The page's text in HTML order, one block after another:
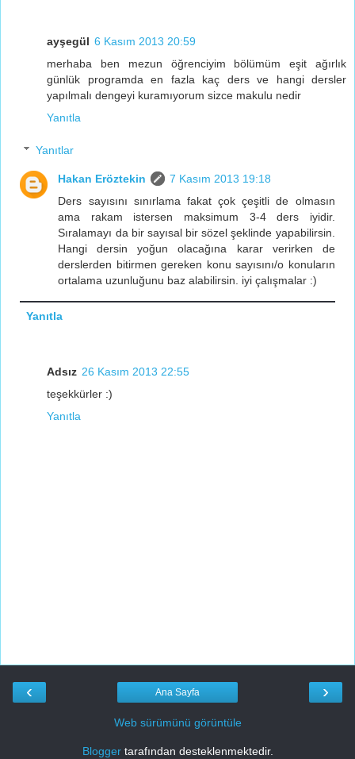
ayşegül 6 Kasım 2013 20:59
merhaba ben mezun öğrenciyim bölümüm eşit ağırlık
günlük programda en fazla kaç ders ve hangi dersler
yapılmalı dengeyi kuramıyorum sizce makulu nedir
Yanıtla
Yanıtlar
Hakan Eröztekin
7 Kasım 2013 19:18
Ders sayısını sınırlama fakat çok çeşitli de olmasın
ama rakam istersen maksimum 3-4 ders iyidir.
Sıralamayı da bir sayısal bir sözel şeklinde yapabilirsin.
Hangi dersin yoğun olacağına karar verirken de
derslerden bitirmen gereken konu sayısını/o konuların
ortalama uzunluğunu baz alabilirsin. iyi çalışmalar :)
Yanıtla
Adsız 26 Kasım 2013 22:55
teşekkürler :)
Yanıtla
‹ ›
Ana Sayfa
Web sürümünü görüntüle
Bloggertarafından desteklenmektedir.